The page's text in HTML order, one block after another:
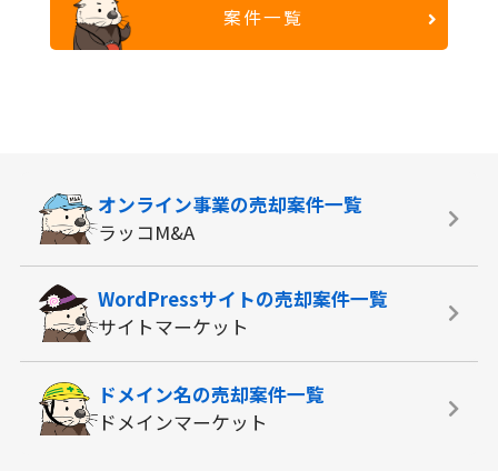
案件一覧
オンライン事業の売却案件一覧
ラッコM&A
WordPressサイトの売却案件一覧
サイトマーケット
ドメイン名の売却案件一覧
ドメインマーケット